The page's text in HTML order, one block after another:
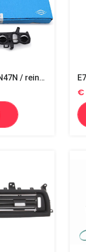
Sklendės/tarpinė N47N / reinz 71-41322-00
€